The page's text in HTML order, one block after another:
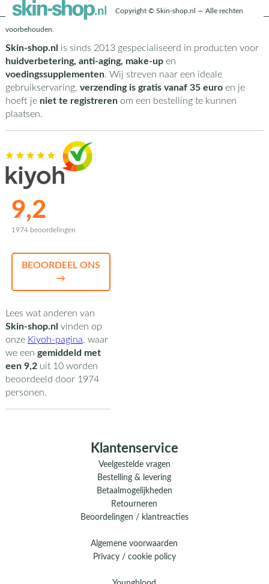
Copyright © Skin-shop.nl — Alle rechten
voorbehouden.
Skin-shop.nl is sinds 2013 gespecialiseerd in producten voor
huidverbetering, anti-aging, make-upen
voedingssupplementen. Wij streven naar een ideale
gebruikservaring, verzending is gratis vanaf 35 euroen je
hoeft je niet te registrerenom een bestelling te kunnen
plaatsen.
9,2
1974 beoordelingen
BEOORDEEL ONS
→
Lees wat anderen van
Skin-shop.nl vinden op
onze Kiyoh-pagina, waar
we een gemiddeld met
een 9,2uit 10worden
beoordeeld door 1974
personen.
Klantenservice
Veelgestelde vragen
Bestelling & levering
Betaalmogelijkheden
Retourneren
Beoordelingen / klantreacties
Algemene voorwaarden
Privacy / cookie policy